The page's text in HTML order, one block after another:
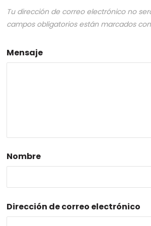
Tu dirección de correo electrónico no
campos obligatorios están marcados con
Mensaje
Nombre
Dirección de correo electrónico